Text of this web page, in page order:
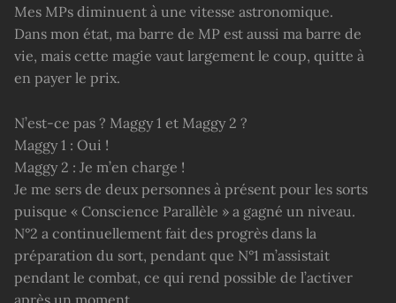
Mes MPs diminuent à une vitesse astronomique.
Dans mon état, ma barre de MP est aussi ma barre de
vie, mais cette magie vaut largement le coup, quitte à
en payer le prix.
N’est-ce pas ? Maggy 1 et Maggy 2 ?
Maggy 1 : Oui !
Maggy 2 : Je m’en charge !
Je me sers de deux personnes à présent pour les sorts
puisque « Conscience Parallèle » a gagné un niveau.
N°2 a continuellement fait des progrès dans la
préparation du sort, pendant que N°1 m’assistait
pendant le combat, ce qui rend possible de l’activer